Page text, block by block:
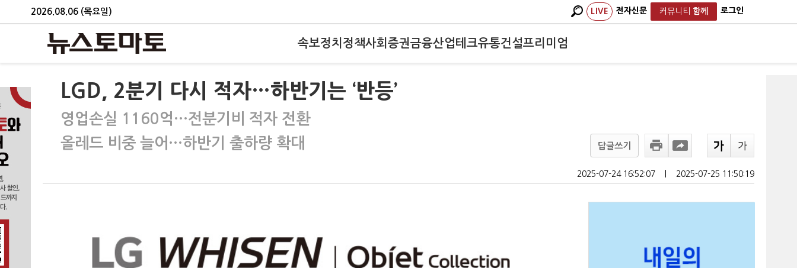
2026.08.06 (목요일) LIVE 전자신문 커뮤니티 함께 로그인
속보정치 정책사회 증권금융산업테크유통건설프리미엄
LGD, 2분기 다시 적자…하반기는 ‘반등’
영업손실 1160억…전분기비 적자 전환
올레드 비중 늘어…하반기 출하량 확대
답글쓰기
2025-07-24 16:52:07 2025-07-25 11:50:19